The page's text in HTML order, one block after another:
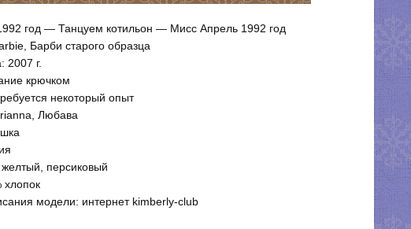
год — Танцуем котильон — Мисс Апрель 1992 год
Барби старого образца
2007 г.
крючком
некоторый опыт
Любава
персиковый
хлопок
модели: интернет kimberly-club